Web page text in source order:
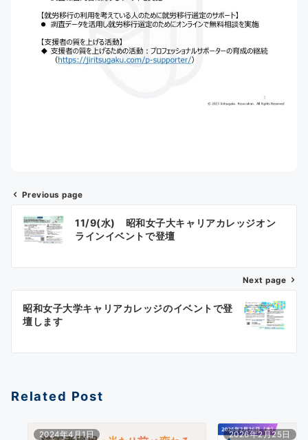
投
稿
ゲ
シ
ン
Previous page
11/9(水) 昭和女子大キャリアカレッジオン
ラインイベントで登壇
Next page
昭和女子大学キャリアカレッジのイベントで登
壇します
Related Post
2024年4月1日 2026年2月25日